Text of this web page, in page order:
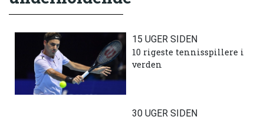
15 UGER SIDEN
10 rigeste tennisspillere i
verden
30 UGER SIDEN